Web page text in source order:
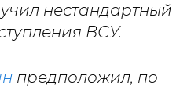
нестандартный
ВСУ.
предположил, по